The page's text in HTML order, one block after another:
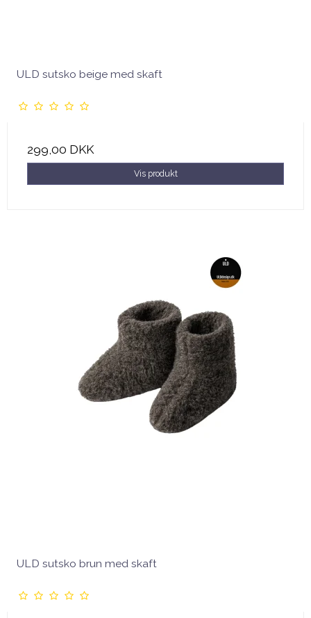
ULD sutsko beige med skaft
299,00 DKK
Vis produkt
ULD sutsko brun med skaft